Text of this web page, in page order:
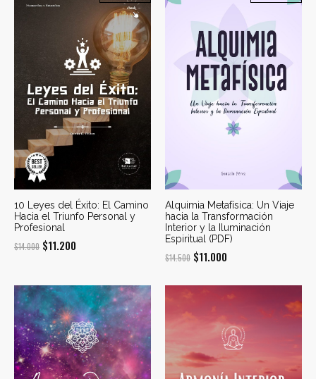
10 Leyes del Éxito: El Camino
Hacia el Triunfo Personal y
Profesional
$14.000 El
era:
$14.000.
$11.200
es:
$11.200.
Alquimia Metafísica: Un Viaje
hacia la Transformación
Interior y la Iluminación
Espiritual (PDF)
$14.500 El
original
$14.500.
$11.000
actual
$11.000.